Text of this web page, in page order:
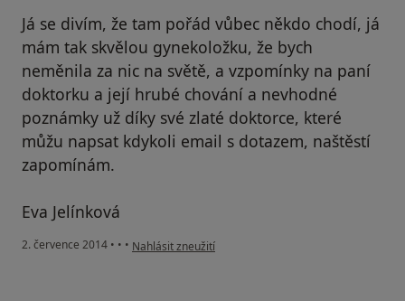
Já se divím, že tam pořád vůbec někdo chodí, já
mám tak skvělou gynekoložku, že bych
neměnila za nic na světě, a vzpomínky na paní
doktorku a její hrubé chování a nevhodné
poznámky už díky své zlaté doktorce, které
můžu napsat kdykoli email s dotazem, naštěstí
zapomínám.
Eva Jelínková
2. července 2014 • • • podle názoru uživatele Váš účet byl odstraněn
Nahlásit zneužití